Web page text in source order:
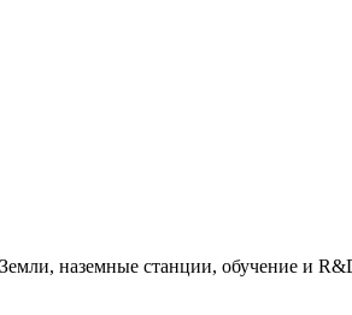
наземные станции, обучение и